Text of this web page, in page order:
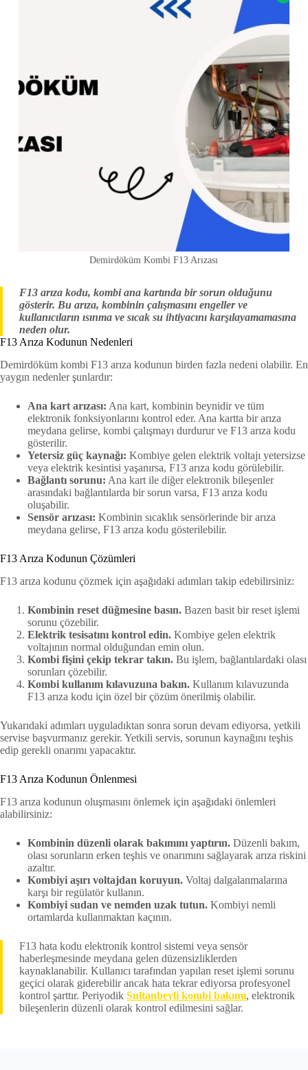
Demirdöküm Kombi F13 Arızası
F13 arıza kodu, kombi ana kartında bir sorun olduğunu
gösterir. Bu arıza, kombinin çalışmasını engeller ve
kullanıcıların ısınma ve sıcak su ihtiyacını karşılayamamasına
neden olur.
F13 Arıza Kodunun Nedenleri
Demirdöküm kombi F13 arıza kodunun birden fazla nedeni olabilir. En
yaygın nedenler şunlardır:
Ana kart arızası: Ana kart, kombinin beynidir ve tüm
elektronik fonksiyonlarını kontrol eder. Ana kartta bir arıza
meydana gelirse, kombi çalışmayı durdurur ve F13 arıza kodu
gösterilir.
Yetersiz güç kaynağı: Kombiye gelen elektrik voltajı yetersizse
veya elektrik kesintisi yaşanırsa, F13 arıza kodu görülebilir.
Bağlantı sorunu: Ana kart ile diğer elektronik bileşenler
arasındaki bağlantılarda bir sorun varsa, F13 arıza kodu
oluşabilir.
Sensör arızası: Kombinin sıcaklık sensörlerinde bir arıza
meydana gelirse, F13 arıza kodu gösterilebilir.
F13 Arıza Kodunun Çözümleri
F13 arıza kodunu çözmek için aşağıdaki adımları takip edebilirsiniz:
Kombinin reset düğmesine basın. Bazen basit bir reset işlemi
sorunu çözebilir.
Elektrik tesisatını kontrol edin. Kombiye gelen elektrik
voltajının normal olduğundan emin olun.
Kombi fişini çekip tekrar takın. Bu işlem, bağlantılardaki olası
sorunları çözebilir.
Kombi kullanım kılavuzuna bakın. Kullanım kılavuzunda
F13 arıza kodu için özel bir çözüm önerilmiş olabilir.
Yukarıdaki adımları uyguladıktan sonra sorun devam ediyorsa, yetkili
servise başvurmanız gerekir. Yetkili servis, sorunun kaynağını teşhis
edip gerekli onarımı yapacaktır.
F13 Arıza Kodunun Önlenmesi
F13 arıza kodunun oluşmasını önlemek için aşağıdaki önlemleri
alabilirsiniz:
Kombinin düzenli olarak bakımını yaptırın. Düzenli bakım,
olası sorunların erken teşhis ve onarımını sağlayarak arıza riskini
azaltır.
Kombiyi aşırı voltajdan koruyun. Voltaj dalgalanmalarına
karşı bir regülatör kullanın.
Kombiyi sudan ve nemden uzak tutun. Kombiyi nemli
ortamlarda kullanmaktan kaçının.
F13 hata kodu elektronik kontrol sistemi veya sensör
haberleşmesinde meydana gelen düzensizliklerden
kaynaklanabilir. Kullanıcı tarafından yapılan reset işlemi sorunu
geçici olarak giderebilir ancak hata tekrar ediyorsa profesyonel
kontrol şarttır. Periyodik Sultanbeyli kombi bakımı, elektronik
bileşenlerin düzenli olarak kontrol edilmesini sağlar.